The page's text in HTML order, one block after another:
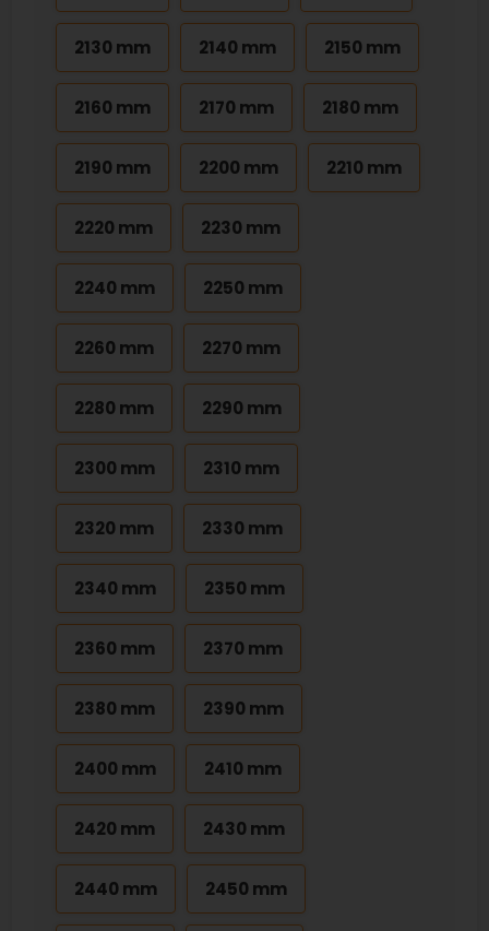
2130 mm 2140 mm 2150 mm
2160 mm 2170 mm 2180 mm
2190 mm 2200 mm 2210 mm
2220 mm 2230 mm
2240 mm 2250 mm
2260 mm 2270 mm
2280 mm 2290 mm
2300 mm 2310 mm
2320 mm 2330 mm
2340 mm 2350 mm
2360 mm 2370 mm
2380 mm 2390 mm
2400 mm 2410 mm
2420 mm 2430 mm
2440 mm 2450 mm